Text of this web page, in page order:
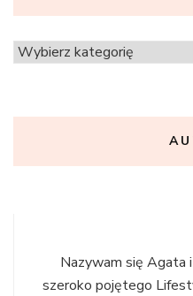
Kategorie
Nazywam się Agata
szeroko pojętego